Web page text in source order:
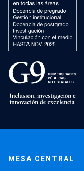
MESA CENTRAL